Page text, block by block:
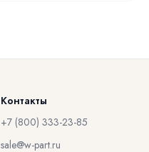
Контакты
+7 (800) 333-23-85
sale@w-part.ru